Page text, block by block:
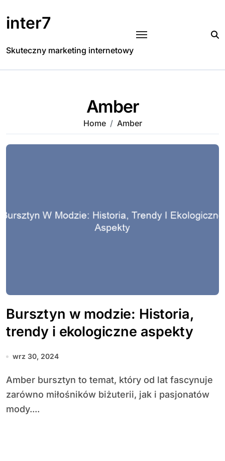
to
content
inter7
Skuteczny marketing internetowy
Amber
Home Amber
Bursztyn w modzie: Historia,
trendy i ekologiczne aspekty
wrz 30, 2024
Amber bursztyn to temat, który od lat fascynuje
zarówno miłośników biżuterii, jak i pasjonatów
mody....